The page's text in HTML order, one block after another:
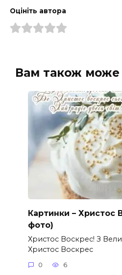
Оцініть автора
Вам також може
Картинки – Христос
фото)
Христос Воскрес! З
Христос Воскрес
0 6